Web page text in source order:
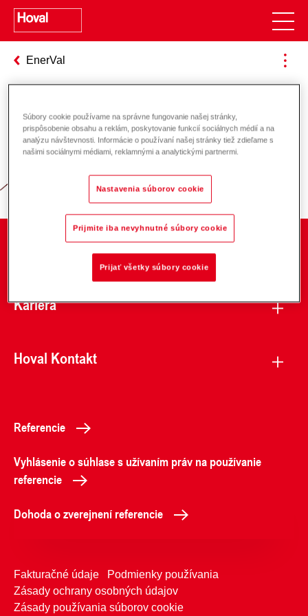
EnerVal
Zodpovednosť za energiu a životné
prostredie
O spoločnosti
Kariéra
Hoval Kontakt
Referencie
Vyhlásenie o súhlase s užívaním práv na používanie
referencie
Dohoda o zverejnení referencie
Fakturačné údaje
Podmienky používania
Zásady ochrany osobných údajov
Zásady používania súborov cookie
Súbory cookie používame na správne fungovanie našej stránky,
prispôsobenie obsahu a reklám, poskytovanie funkcií sociálnych médií a na
analýzu návštevnosti. Informácie o používaní našej stránky tiež zdieľame s
našimi sociálnymi médiami, reklamnými a analytickými partnermi.
Nastavenia súborov cookie
Prijmite iba nevyhnutné súbory cookie
Prijať všetky súbory cookie